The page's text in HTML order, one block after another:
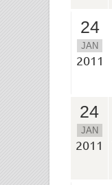
24
JAN
2011
24
JAN
2011